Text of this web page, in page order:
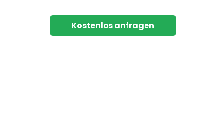
Kostenlos anfragen